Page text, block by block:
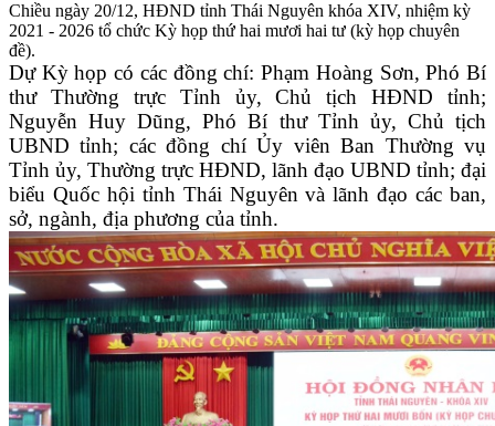
Chiều ngày 20/12, HĐND tỉnh Thái Nguyên khóa XIV, nhiệm kỳ
2021 - 2026 tổ chức Kỳ họp thứ hai mươi hai tư (kỳ họp chuyên
đề).
Dự Kỳ họp có các đồng chí: Phạm Hoàng Sơn, Phó Bí
thư Thường trực Tỉnh ủy, Chủ tịch HĐND tỉnh;
Nguyễn Huy Dũng, Phó Bí thư Tỉnh ủy, Chủ tịch
UBND tỉnh; các đồng chí Ủy viên Ban Thường vụ
Tỉnh ủy, Thường trực HĐND, lãnh đạo UBND tỉnh; đại
biểu Quốc hội tỉnh Thái Nguyên và lãnh đạo các ban,
sở, ngành, địa phương của tỉnh.